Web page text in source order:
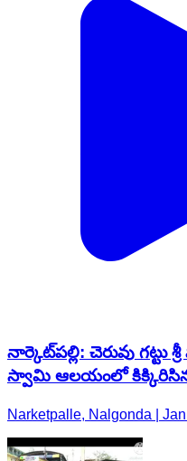
నార్కెట్​పల్లి: చెరువు
స్వామి ఆలయంలో కిక్కిరిసిన
Narketpalle, Nalgonda |